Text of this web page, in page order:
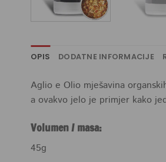
OPIS DODATNE INFORMACIJE
Aglio e Olio mješavina
a ovakvo jelo je primjer kako
Volumen / masa:
45g